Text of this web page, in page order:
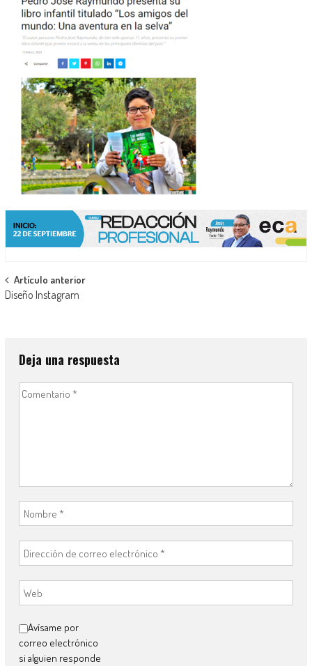
Navegación
de
Artículo anterior
Diseño Instagram
Deja una respuesta
Avísame por
correo electrónico
si alguien responde